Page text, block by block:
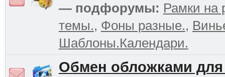
— подфорумы: Рамки на
темы., Фоны разные.,
Шаблоны.Календари.
Обмен обложками для